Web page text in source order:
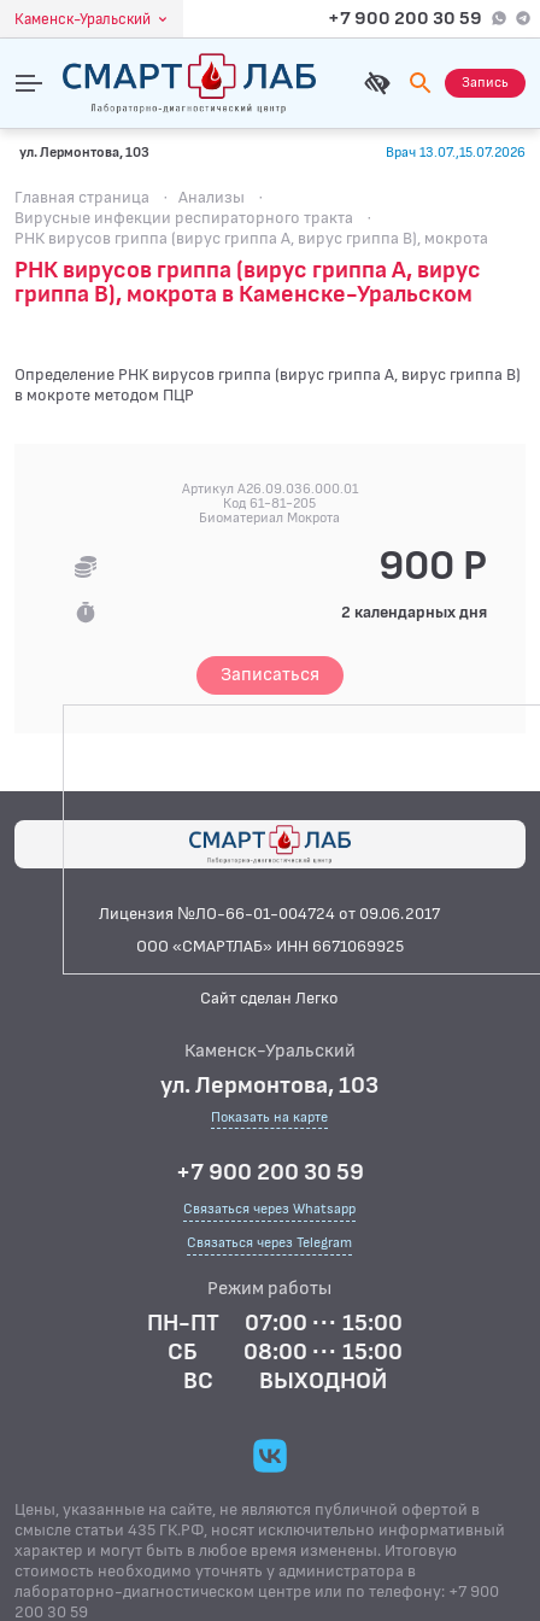
Каменск-Уральский +7 900 200 30 59
Запись
ул. Лермонтова, 103 Врач 13.07.,15.07.2026
Главная страница · Анализы
·
Вирусные инфекции респираторного тракта
·
РНК вирусов гриппа (вирус гриппа А, вирус гриппа В), мокрота
РНК вирусов гриппа (вирус гриппа А, вирус
гриппа В), мокрота в Каменске-Уральском
Определение РНК вирусов гриппа (вирус гриппа А, вирус гриппа В)
в мокроте методом ПЦР
Артикул A26.09.036.000.01
Код 61-81-205
Биоматериал Мокрота
900 Р
2 календарных дня
Записаться
Лицензия №ЛО-66-01-004724 от 09.06.2017
ООО «СМАРТЛАБ» ИНН 6671069925
Сайт сделан Легко
Каменск-Уральский
ул. Лермонтова, 103
Показать на карте
+7 900 200 30 59
Связаться через Whatsapp
Связаться через Telegram
Режим работы
ПН-ПТ
07:00 ··· 15:00
СБ
08:00 ··· 15:00
ВС
ВЫХОДНОЙ
Цены, указанные на сайте, не являются публичной офертой в
смысле статьи 435 ГК.РФ, носят исключительно информативный
характер и могут быть в любое время изменены. Итоговую
стоимость необходимо уточнять у администратора в
лабораторно-диагностическом центре или по телефону: +7 900
200 30 59